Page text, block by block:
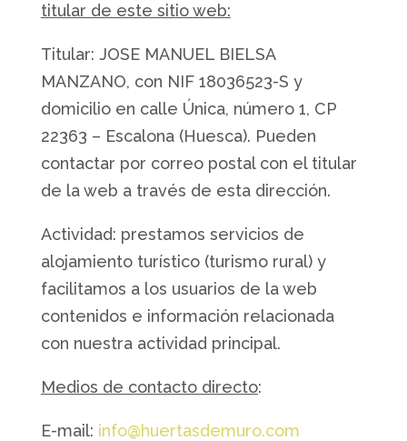
titular de este sitio web:
Titular: JOSE MANUEL BIELSA
MANZANO, con NIF 18036523-S y
domicilio en calle Única, número 1, CP
22363 – Escalona (Huesca). Pueden
contactar por correo postal con el titular
de la web a través de esta dirección.
Actividad: prestamos servicios de
alojamiento turístico (turismo rural) y
facilitamos a los usuarios de la web
contenidos e información relacionada
con nuestra actividad principal.
Medios de contacto directo:
E-mail: info@huertasdemuro.com